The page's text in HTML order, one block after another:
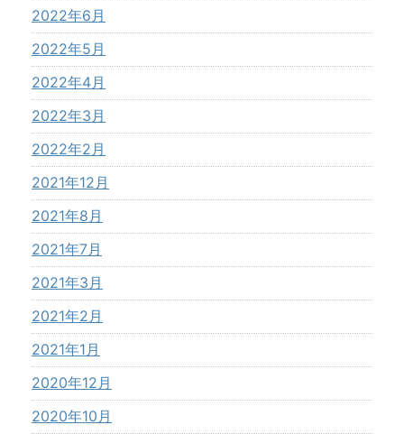
2022年6月
2022年5月
2022年4月
2022年3月
2022年2月
2021年12月
2021年8月
2021年7月
2021年3月
2021年2月
2021年1月
2020年12月
2020年10月